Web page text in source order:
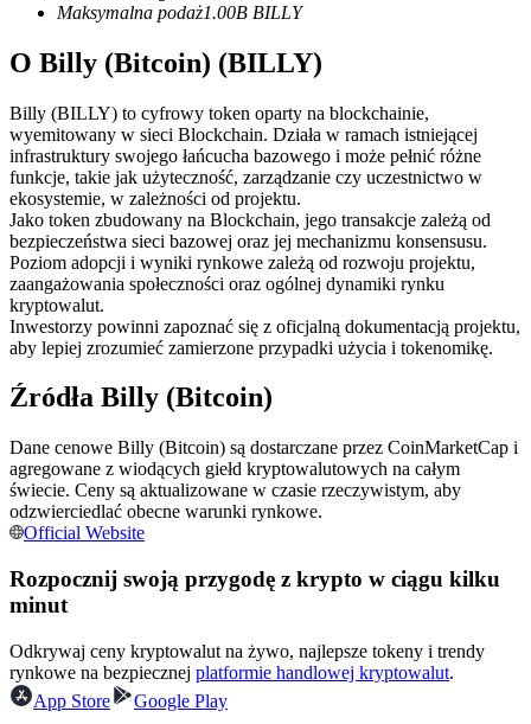
Kopiowanie Transakcji
Dołącz do najlepszych traderów
Zostań traderem kopiującym
Ciesz się podziałem zysków i prowizjami z kopiowania
transakcji
Maksymalna podaż1.00B BILLY
O Billy (Bitcoin) (BILLY)
Billy (BILLY) to cyfrowy token oparty na blockchainie,
wyemitowany w sieci Blockchain. Działa w ramach istniejącej
infrastruktury swojego łańcucha bazowego i może pełnić różne
funkcje, takie jak użyteczność, zarządzanie czy uczestnictwo w
ekosystemie, w zależności od projektu.
Jako token zbudowany na Blockchain, jego transakcje zależą od
bezpieczeństwa sieci bazowej oraz jej mechanizmu konsensusu.
Poziom adopcji i wyniki rynkowe zależą od rozwoju projektu,
zaangażowania społeczności oraz ogólnej dynamiki rynku
kryptowalut.
Inwestorzy powinni zapoznać się z oficjalną dokumentacją projektu,
aby lepiej zrozumieć zamierzone przypadki użycia i tokenomikę.
Źródła Billy (Bitcoin)
Dane cenowe Billy (Bitcoin) są dostarczane przez CoinMarketCap i
agregowane z wiodących giełd kryptowalutowych na całym
świecie. Ceny są aktualizowane w czasie rzeczywistym, aby
odzwierciedlać obecne warunki rynkowe.
Official Website
Rozpocznij swoją przygodę z krypto w ciągu kilku
minut
Odkrywaj ceny kryptowalut na żywo, najlepsze tokeny i trendy
rynkowe na bezpiecznej platformie handlowej kryptowalut.
App Store
Google Play